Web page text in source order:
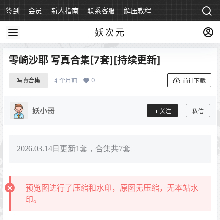
签到 会员 新人指南 联系客服 解压教程
妖次元
零崎沙耶 写真合集[7套][持续更新]
写真合集 4 个月前 0 前往下载
妖小哥 关注 私信
2026.03.14日更新1套，合集共7套
预览图进行了压缩和水印，原图无压缩，无本站水
印。